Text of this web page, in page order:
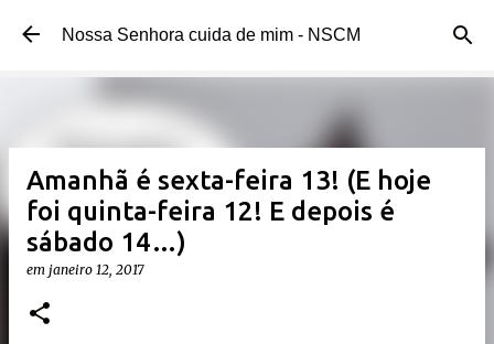
Pular para o conteúdo principal
Nossa Senhora cuida de mim - NSCM
Amanhã é sexta-feira 13! (E hoje
foi quinta-feira 12! E depois é
sábado 14…)
em janeiro 12, 2017